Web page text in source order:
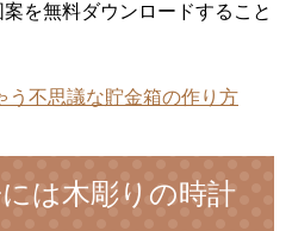
を無料ダウンロードすること
う不思議な貯金箱の作り方
は木彫りの時計